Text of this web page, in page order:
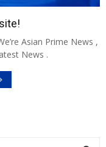
Asian Prime News ,
News .